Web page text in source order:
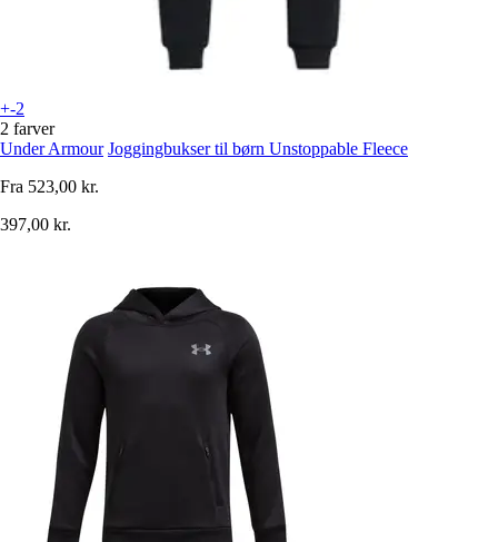
+-2
2 farver
Under Armour Joggingbukser til børn Unstoppable Fleece
Fra 523,00 kr.
397,00 kr.